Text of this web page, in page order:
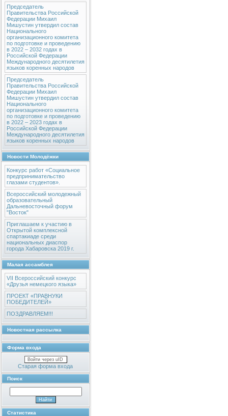
Председатель
Правительства Российской
Федерации Михаил
Мишустин утвердил состав
Национального
организационного комитета
по подготовке и проведению
в 2022 – 2032 годах в
Российской Федерации
Международного десятилетия
языков коренных народов
Председатель
Правительства Российской
Федерации Михаил
Мишустин утвердил состав
Национального
организационного комитета
по подготовке и проведению
в 2022 – 2023 годах в
Российской Федерации
Международного десятилетия
языков коренных народов
Новости Молодёжки
Конкурс работ «Социальное
предпринимательство
глазами студентов».
Всероссийский молодежный
образовательный
Дальневосточный форум
"Восток"
Приглашаем к участию в
Открытой комплексной
спартакиаде среди
национальных диаспор
города Хабаровска 2019 г.
Малая ассамблея
VII Всероссийский конкурс
«Друзья немецкого языка»
ПРОЕКТ «ПРАВНУКИ
ПОБЕДИТЕЛЕЙ»
ПОЗДРАВЛЯЕМ!!!
Новостная рассылка
Форма входа
Войти через uID
Старая форма входа
Поиск
Статистика